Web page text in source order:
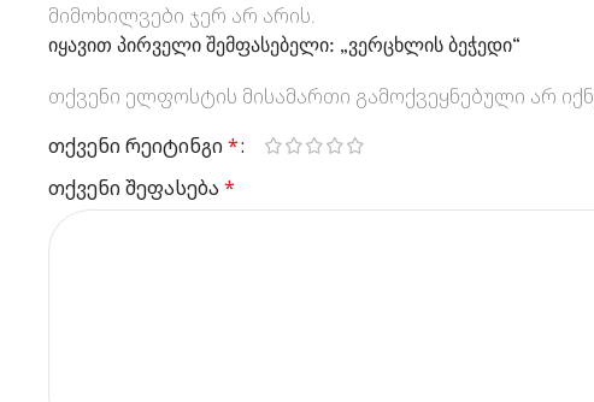
მიმოხილვები ჯერ არ არის.
იყავით პირველი შემფასებელი: „ვერცხლის ბეჭედი“
თქვენი ელფოსტის მისამართი გამოქვეყნებული არ
თქვენი რეიტინგი*
თქვენი შეფასება *